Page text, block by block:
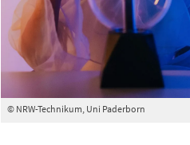
© NRW-Technikum, Uni Paderborn